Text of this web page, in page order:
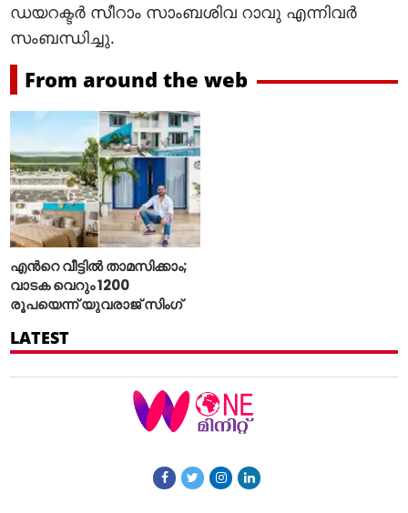
ഡയറക്ടർ സീറാം സാംബശിവ റാവു എന്നിവർ
സംബന്ധിച്ചു.
From around the web
എന്‍റെ വീട്ടില്‍ താമസിക്കാം;
വാടക വെറും 1200
രൂപയെന്ന് യുവരാജ് സിംഗ്
LATEST